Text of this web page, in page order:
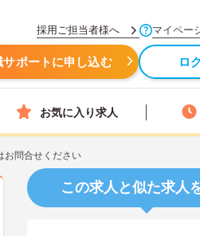
採用ご担当者様へ マイペー
サポートに申し込む ロ
お気に入り求人
問合せください
この求人と似た求人